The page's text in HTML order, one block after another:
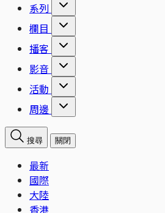
系列
欄目
播客
影音
活動
周邊
搜尋 關閉
最新
國際
大陸
香港